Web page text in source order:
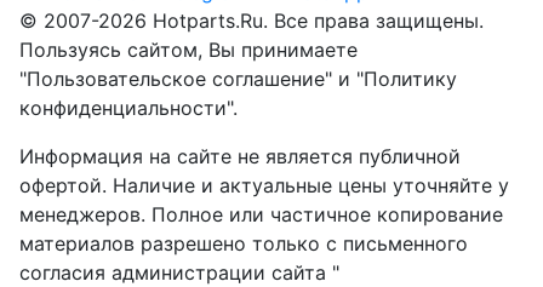
© 2007-2026 Hotparts.Ru. Все права защищены.
Пользуясь сайтом, Вы принимаете
"Пользовательское соглашение" и "Политику
конфиденциальности".
Информация на сайте не является публичной
офертой. Наличие и актуальные цены уточняйте у
менеджеров. Полное или частичное копирование
материалов разрешено только с письменного
согласия администрации сайта "